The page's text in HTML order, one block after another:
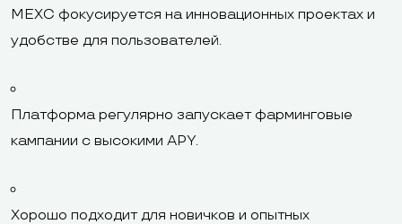
MEXC фокусируется на инновационных проектах и
удобстве для пользователей.
Платформа регулярно запускает фарминговые
кампании с высокими APY.
Хорошо подходит для новичков и опытных